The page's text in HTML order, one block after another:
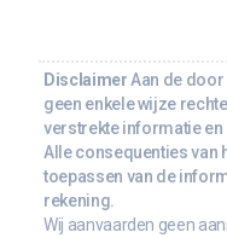
Disclaimer Aan de
geen enkele wijze
verstrekte informatie
Alle consequenties van
toepassen van de
rekening.
Wij aanvaarden geen